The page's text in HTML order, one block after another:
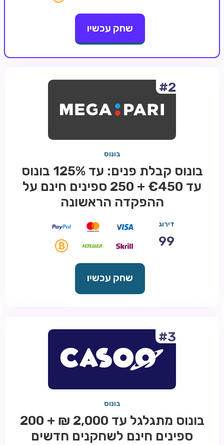
טיפים
שחק עכשיו
#2
בונוס
בונוס קבלת פנים: עד 125% בונוס
עד €450 + 250 ספינים חינם על
ההפקדה הראשונה
דירוג
99
שחק עכשיו
#3
בונוס
בונוס מתגלגל עד 2,000 ₪ + 200
ספינים חינם לשחקנים חדשים